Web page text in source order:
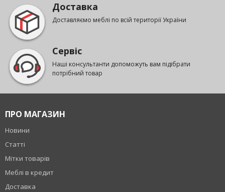
Доставка
Доставляємо меблі по всій території України
Сервіс
Наші консультанти допоможуть вам підібрати
потрібний товар
ПРО МАГАЗИН
Новини
Статті
Мітки товарів
Меблі в кредит
Доставка